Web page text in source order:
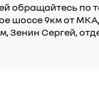
обращайтесь по
шоссе 9км от
Зенин Сергей,